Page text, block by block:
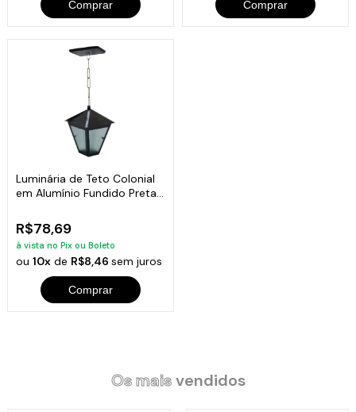
Comprar Comprar
Luminária de Teto Colonial
em Alumínio Fundido Preta
R$78,69
à vista no Pix ou Boleto
ou10x de R$8,46sem juros
Comprar
Os maisvendidos